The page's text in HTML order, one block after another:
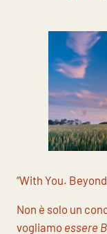
“With You.
Non è solo un
vogliamo essere